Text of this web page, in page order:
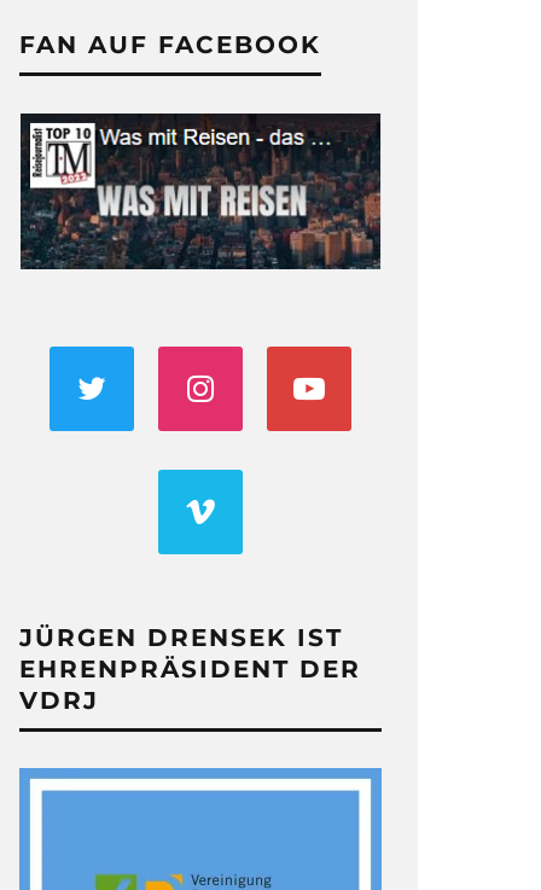
FAN AUF FACEBOOK
JÜRGEN DRENSEK IST
EHRENPRÄSIDENT DER
VDRJ